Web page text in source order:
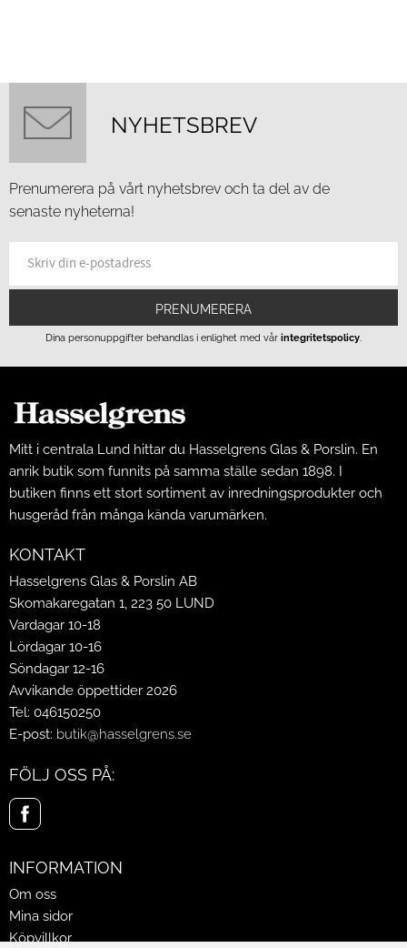
NYHETSBREV
Prenumerera på vårt nyhetsbrev och ta del av de
senaste nyheterna!
PRENUMERERA
Dina personuppgifter behandlas i enlighet med vår integritetspolicy.
Mitt i centrala Lund hittar du Hasselgrens Glas & Porslin. En
anrik butik som funnits på samma ställe sedan 1898. I
butiken finns ett stort sortiment av inredningsprodukter och
husgeråd från många kända varumärken.
KONTAKT
Hasselgrens Glas & Porslin AB
Skomakaregatan 1, 223 50 LUND
Vardagar 10-18
Lördagar 10-16
Söndagar 12-16
Avvikande öppettider 2026
Tel: 046150250
E-post: butik@hasselgrens.se
FÖLJ OSS PÅ:
INFORMATION
Om oss
Mina sidor
Köpvillkor